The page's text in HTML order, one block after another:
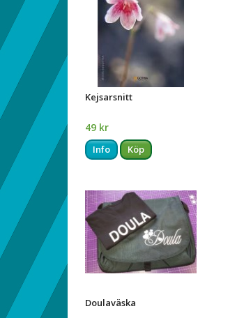
Kejsarsnitt
49 kr
Info Köp
Doulaväska